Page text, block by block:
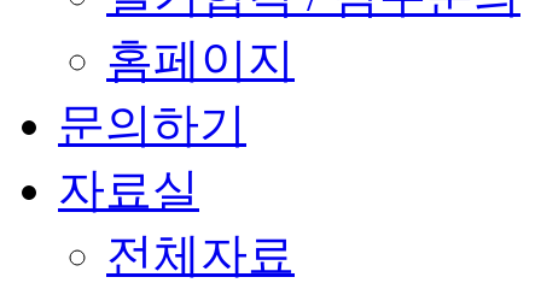
홈페이지
문의하기
자료실
전체자료